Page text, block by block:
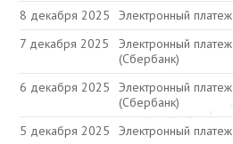
8 декабря 2025 Электронный платеж
7 декабря 2025
Электронный платеж
(Сбербанк)
6 декабря 2025
Электронный платеж
(Сбербанк)
5 декабря 2025 Электронный платеж